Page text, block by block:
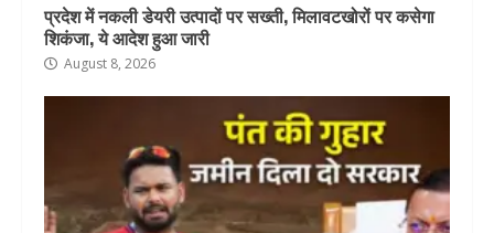
प्रदेश में नकली डेयरी उत्पादों पर सख्ती, मिलावटखोरों पर कसेगा
शिकंजा, ये आदेश हुआ जारी
August 8, 2026